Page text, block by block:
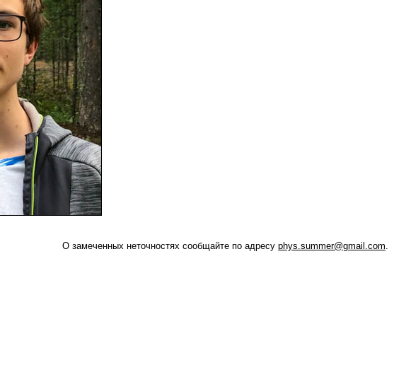
О замеченных неточностях сообщайте по адресу phys.summer@gmail.com